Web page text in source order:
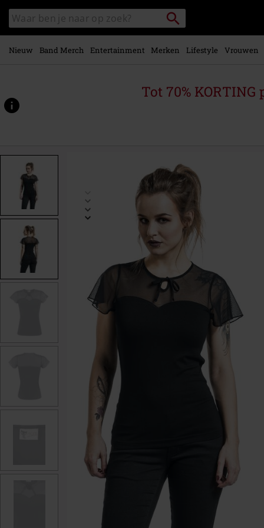
naar
hoofdinhoud
Zoek
in
catalogus
Packstation
zoeken
Nieuw Band Merch Entertainment Merken Lifestyle Vrouwen
Tot 70% KORTING
www.large.be/p/lovely-
341239.html